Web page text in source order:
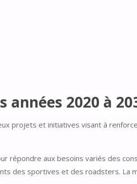
2020 à
projets et initiatives visant à
répondre aux besoins variés des
des sportives et des roadsters. La